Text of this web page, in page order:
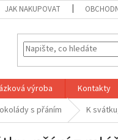
JAK NAKUPOVAT
výroba Kontakty
s přáním K